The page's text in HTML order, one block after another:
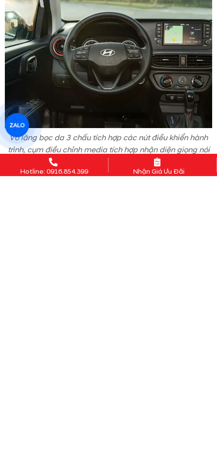
Vô lăng bọc da 3 chấu tích hợp các nút điều khiển hành
trình, cụm điều chỉnh media tích hợp nhận diện giọng nói
(chỉ có ở 2 phiên bản cao cấp)
ZALO
Hotline: 0916.854.399 Nhận Giá Ưu Đãi